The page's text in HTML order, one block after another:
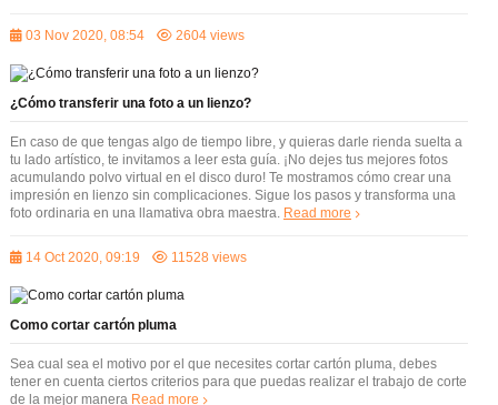
03 Nov 2020, 08:54 2604 views
¿Cómo transferir una foto a un lienzo?
En caso de que tengas algo de tiempo libre, y quieras darle rienda suelta a
tu lado artístico, te invitamos a leer esta guía. ¡No dejes tus mejores fotos
acumulando polvo virtual en el disco duro! Te mostramos cómo crear una
impresión en lienzo sin complicaciones. Sigue los pasos y transforma una
foto ordinaria en una llamativa obra maestra. Read more
14 Oct 2020, 09:19 11528 views
Como cortar cartón pluma
Sea cual sea el motivo por el que necesites cortar cartón pluma, debes
tener en cuenta ciertos criterios para que puedas realizar el trabajo de corte
de la mejor manera Read more